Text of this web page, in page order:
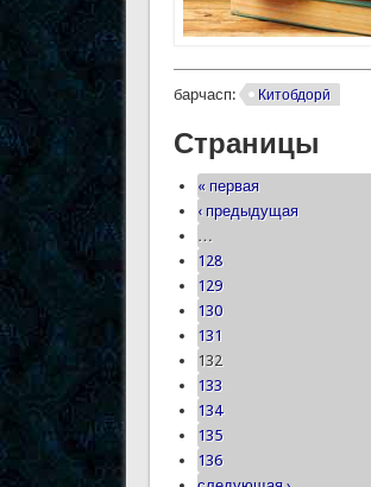
барчасп: Китобдорӣ
Страницы
« первая
‹ предыдущая
…
128
129
130
131
132
133
134
135
136